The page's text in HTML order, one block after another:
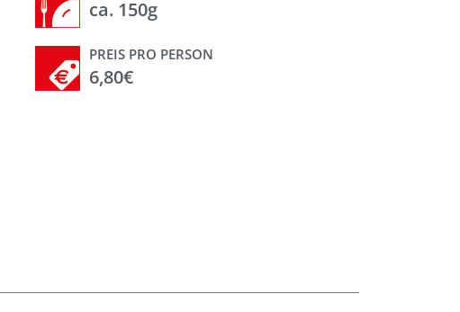
ca. 150g
PREIS PRO PERSON
6,80€